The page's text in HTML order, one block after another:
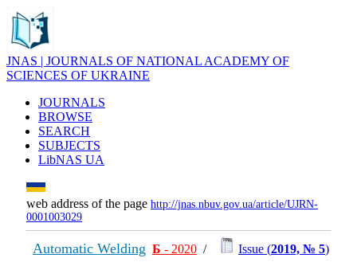
JNAS | JOURNALS OF NATIONAL ACADEMY OF
SCIENCES OF UKRAINE
JOURNALS
BROWSE
SEARCH
SUBJECTS
LibNAS UA
web address of the page http://jnas.nbuv.gov.ua/article/UJRN-
0001003029
Automatic Welding Б - 2020 / Issue (2019, № 5)